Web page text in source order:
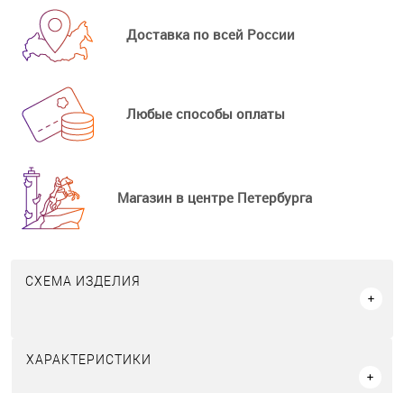
Доставка по всей России
Любые способы оплаты
Магазин в центре Петербурга
СХЕМА ИЗДЕЛИЯ
ХАРАКТЕРИСТИКИ